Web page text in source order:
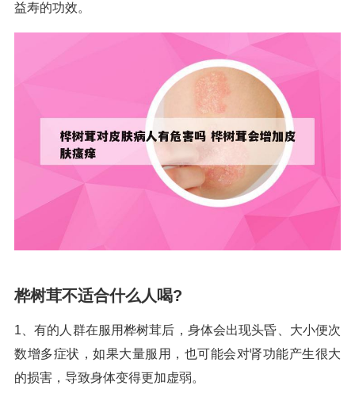
益寿的功效。
桦树茸不适合什么人喝?
1、有的人群在服用桦树茸后，身体会出现头昏、大小便次
数增多症状，如果大量服用，也可能会对肾功能产生很大
的损害，导致身体变得更加虚弱。